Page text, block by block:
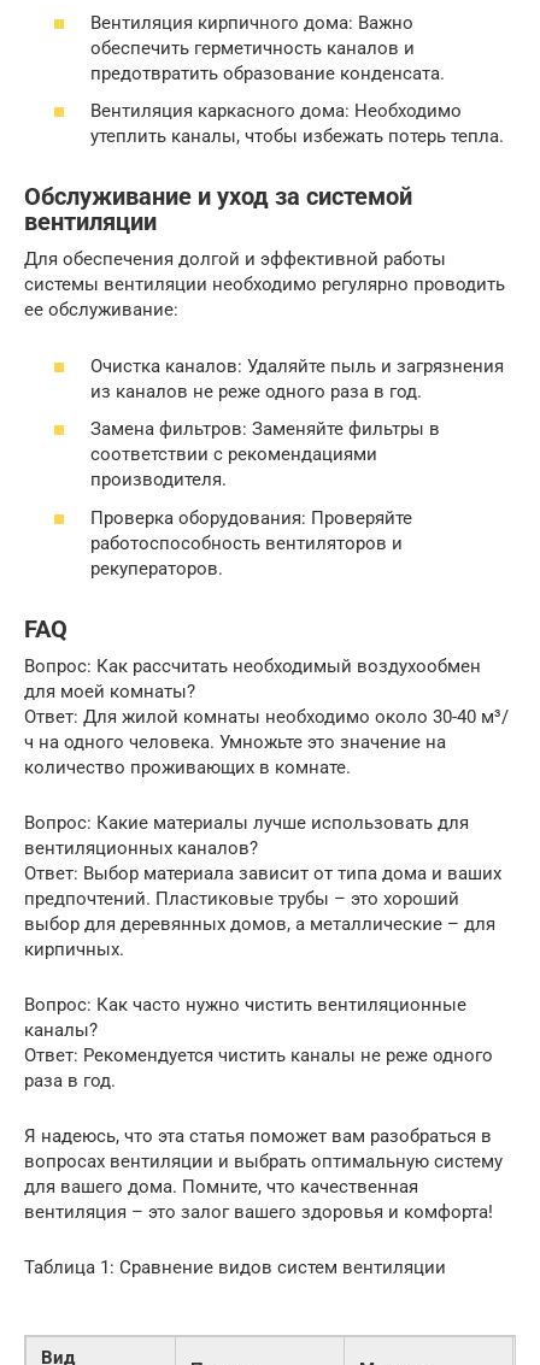
Вентиляция кирпичного дома: Важно
обеспечить герметичность каналов и
предотвратить образование конденсата.
Вентиляция каркасного дома: Необходимо
утеплить каналы, чтобы избежать потерь тепла.
Обслуживание и уход за системой
вентиляции
Для обеспечения долгой и эффективной работы
системы вентиляции необходимо регулярно проводить
ее обслуживание:
Очистка каналов: Удаляйте пыль и загрязнения
из каналов не реже одного раза в год.
Замена фильтров: Заменяйте фильтры в
соответствии с рекомендациями
производителя.
Проверка оборудования: Проверяйте
работоспособность вентиляторов и
рекуператоров.
FAQ
Вопрос: Как рассчитать необходимый воздухообмен
для моей комнаты?
Ответ: Для жилой комнаты необходимо около 30-40 м³/
ч на одного человека. Умножьте это значение на
количество проживающих в комнате.
Вопрос: Какие материалы лучше использовать для
вентиляционных каналов?
Ответ: Выбор материала зависит от типа дома и ваших
предпочтений. Пластиковые трубы – это хороший
выбор для деревянных домов, а металлические – для
кирпичных.
Вопрос: Как часто нужно чистить вентиляционные
каналы?
Ответ: Рекомендуется чистить каналы не реже одного
раза в год.
Я надеюсь, что эта статья поможет вам разобраться в
вопросах вентиляции и выбрать оптимальную систему
для вашего дома. Помните, что качественная
вентиляция – это залог вашего здоровья и комфорта!
Таблица 1: Сравнение видов систем вентиляции
Вид